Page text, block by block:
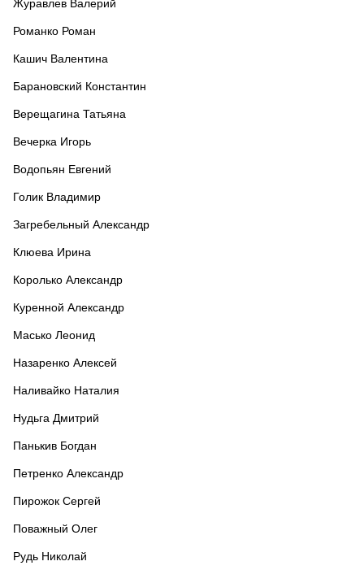
Журавлев Валерий
Романко Роман
Кашич Валентина
Барановский Константин
Верещагина Татьяна
Вечерка Игорь
Водопьян Евгений
Голик Владимир
Загребельный Александр
Клюева Ирина
Королько Александр
Куренной Александр
Масько Леонид
Назаренко Алексей
Наливайко Наталия
Нудьга Дмитрий
Панькив Богдан
Петренко Александр
Пирожок Сергей
Поважный Олег
Рудь Николай